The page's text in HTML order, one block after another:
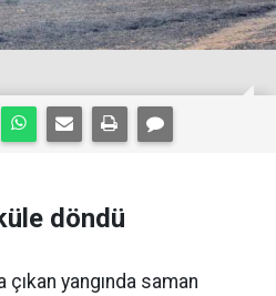
döndü
çıkan yangında saman